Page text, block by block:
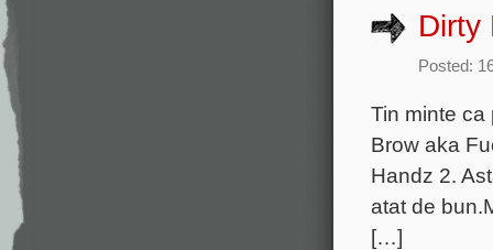
Dirty
Posted:
Tin minte ca
Brow aka
Handz 2.
atat de
[…]